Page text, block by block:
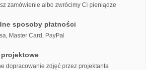
zamówienie albo zwrócimy Ci pieniądze
sposoby płatności
Master Card, PayPal
projektowe
dopracowanie zdjęć przez projektanta